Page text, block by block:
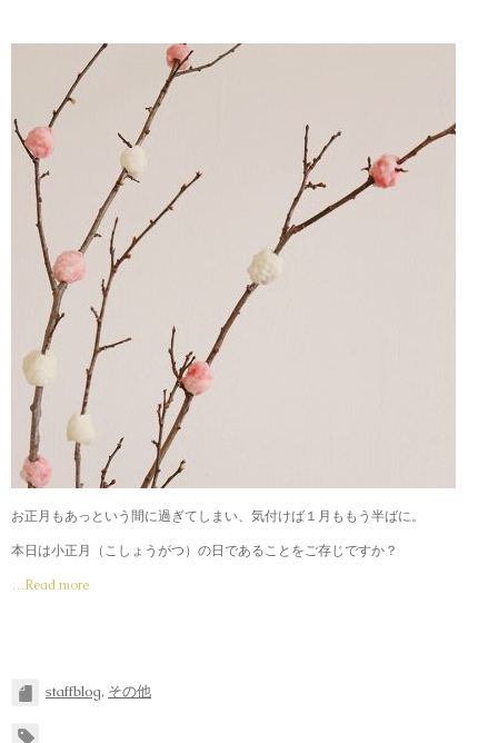
お正月もあっという間に過ぎてしまい、気付けば１月ももう半ばに。
本日は小正月（こしょうがつ）の日であることをご存じですか？
…Read more
staffblog, その他